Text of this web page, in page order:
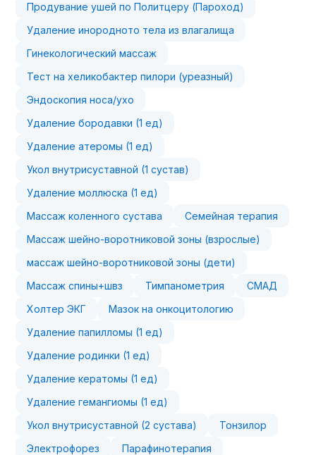
Продувание ушей по Политцеру (Пароход)
Удаление инородното тела из влагалища
Гинекологический массаж
Тест на хеликобактер пилори (уреазный)
Эндоскопия носа/ухо
Удаление бородавки (1 ед)
Удаление атеромы (1 ед)
Укол внутрисуставной (1 сустав)
Удаление моллюска (1 ед)
Массаж коленного сустава
Семейная терапия
Массаж шейно-воротниковой зоны (взрослые)
массаж шейно-воротниковой зоны (дети)
Массаж спины+швз
Тимпанометрия
СМАД
Холтер ЭКГ
Мазок на онкоцитологию
Удаление папилломы (1 ед)
Удаление родинки (1 ед)
Удаление кератомы (1 ед)
Удаление гемангиомы (1 ед)
Укол внутрисуставной (2 сустава)
Тонзилор
Электрофорез
Парафинотерапия